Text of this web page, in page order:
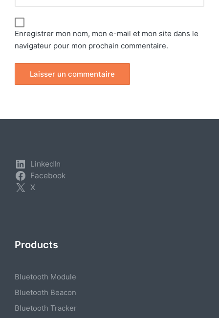
Enregistrer mon nom, mon e-mail et mon site dans le
navigateur pour mon prochain commentaire.
LinkedIn
Facebook
X
Products
Bluetooth Module
Bluetooth Beacon
Bluetooth Tracker